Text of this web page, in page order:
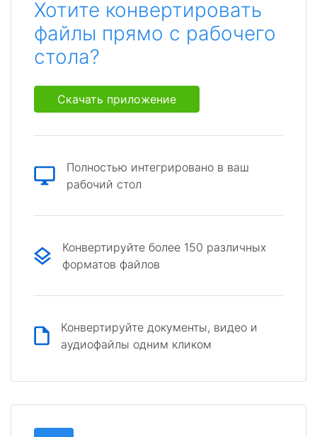
Хотите конвертировать
файлы прямо с рабочего
стола?
Скачать приложение
Полностью интегрировано в ваш
рабочий стол
Конвертируйте более 150 различных
форматов файлов
Конвертируйте документы, видео и
аудиофайлы одним кликом